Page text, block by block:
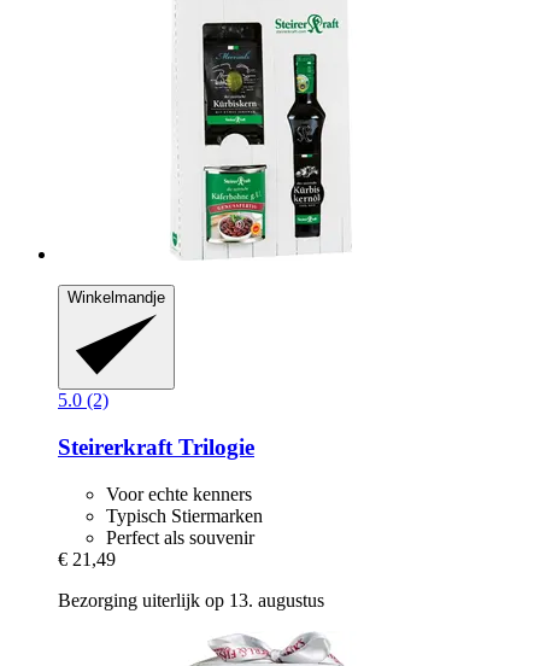
Winkelmandje
5.0 (2)
Steirerkraft Trilogie
Voor echte kenners
Typisch Stiermarken
Perfect als souvenir
€ 21,49
Bezorging uiterlijk op 13. augustus